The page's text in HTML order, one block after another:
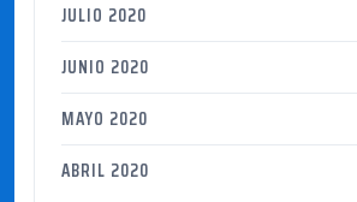
JULIO 2020
JUNIO 2020
MAYO 2020
ABRIL 2020